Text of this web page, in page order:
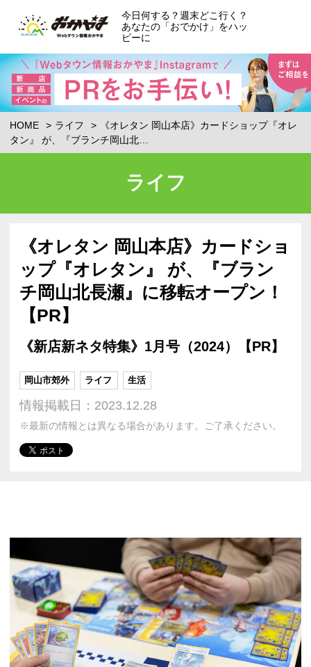
今日何する？週末どこ行く？
あなたの「おでかけ」をハッ
ピーに
HOME ライフ
《オレタン 岡山本店》カードショップ『オレ
タン』 が、『ブランチ岡山北…
ライフ
《オレタン 岡山本店》カードショ
ップ『オレタン』 が、『ブラン
チ岡山北長瀬』に移転オープン！
【PR】
《新店新ネタ特集》1月号（2024）【PR】
岡山市郊外 ライフ 生活
情報掲載日：2023.12.28
※最新の情報とは異なる場合があります。ご了承ください。